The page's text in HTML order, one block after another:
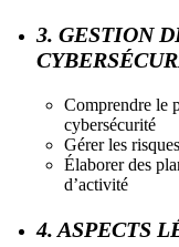
3. GESTION
Comprendre le
cybersécurité
Gérer les
Élaborer des
d’activité
4. ASPECTS